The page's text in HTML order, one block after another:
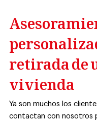
retirada de
vivienda
Ya son muchos los
contactan con nosotros